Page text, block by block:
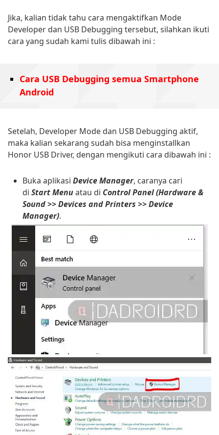
Jika, kalian tidak tahu cara mengaktifkan Mode
Developer dan USB Debugging tersebut, silahkan ikuti
cara yang sudah kami tulis dibawah ini :
Cara USB Debugging semua Smartphone
Android
Setelah, Developer Mode dan USB Debugging aktif,
maka kalian sekarang sudah bisa menginstallkan
Honor USB Driver, dengan mengikuti cara dibawah ini :
Buka aplikasi Device Manager, caranya cari
di Start Menuatau di Control Panel (Hardware &
Sound >> Devices and Printers >> Device
Manager).